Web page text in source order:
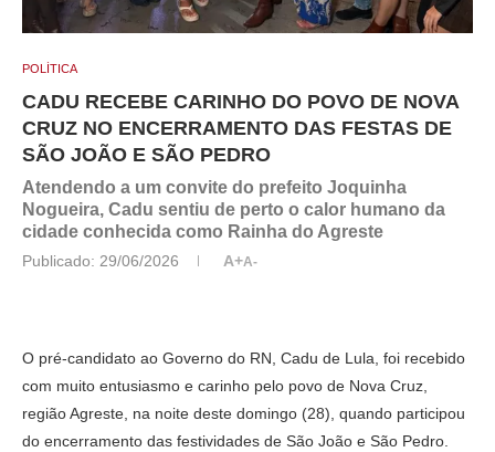
POLÍTICA
CADU RECEBE CARINHO DO POVO DE NOVA
CRUZ NO ENCERRAMENTO DAS FESTAS DE
SÃO JOÃO E SÃO PEDRO
Atendendo a um convite do prefeito Joquinha
Nogueira, Cadu sentiu de perto o calor humano da
cidade conhecida como Rainha do Agreste
Publicado: 29/06/2026 A+A-
O pré-candidato ao Governo do RN, Cadu de Lula, foi recebido
com muito entusiasmo e carinho pelo povo de Nova Cruz,
região Agreste, na noite deste domingo (28), quando participou
do encerramento das festividades de São João e São Pedro.